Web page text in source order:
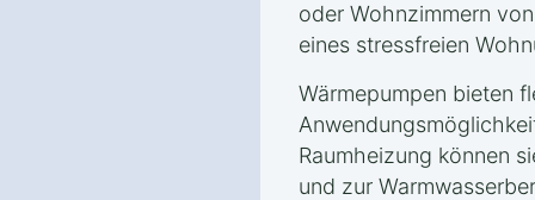
oder Wohnzimmern
eines stressfreien
Wärmepumpen bieten
Raumheizung können
und zur